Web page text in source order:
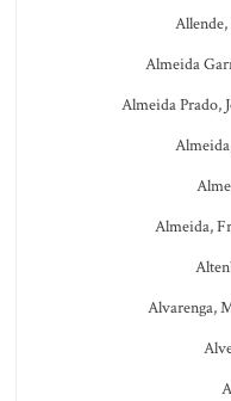
Almeida
Almeida Prado,
Almeida,
Alvarenga,